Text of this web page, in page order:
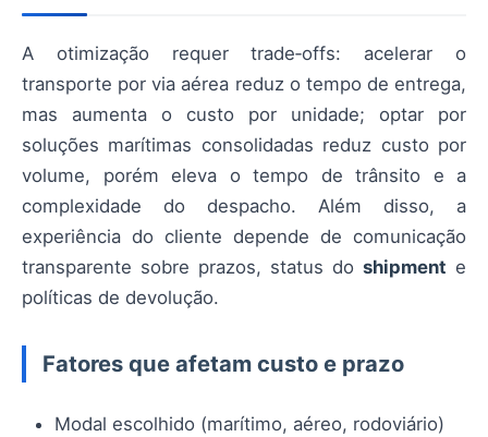
A otimização requer trade‑offs: acelerar o
transporte por via aérea reduz o tempo de entrega,
mas aumenta o custo por unidade; optar por
soluções marítimas consolidadas reduz custo por
volume, porém eleva o tempo de trânsito e a
complexidade do despacho. Além disso, a
experiência do cliente depende de comunicação
transparente sobre prazos, status do shipment e
políticas de devolução.
Fatores que afetam custo e prazo
Modal escolhido (marítimo, aéreo, rodoviário)